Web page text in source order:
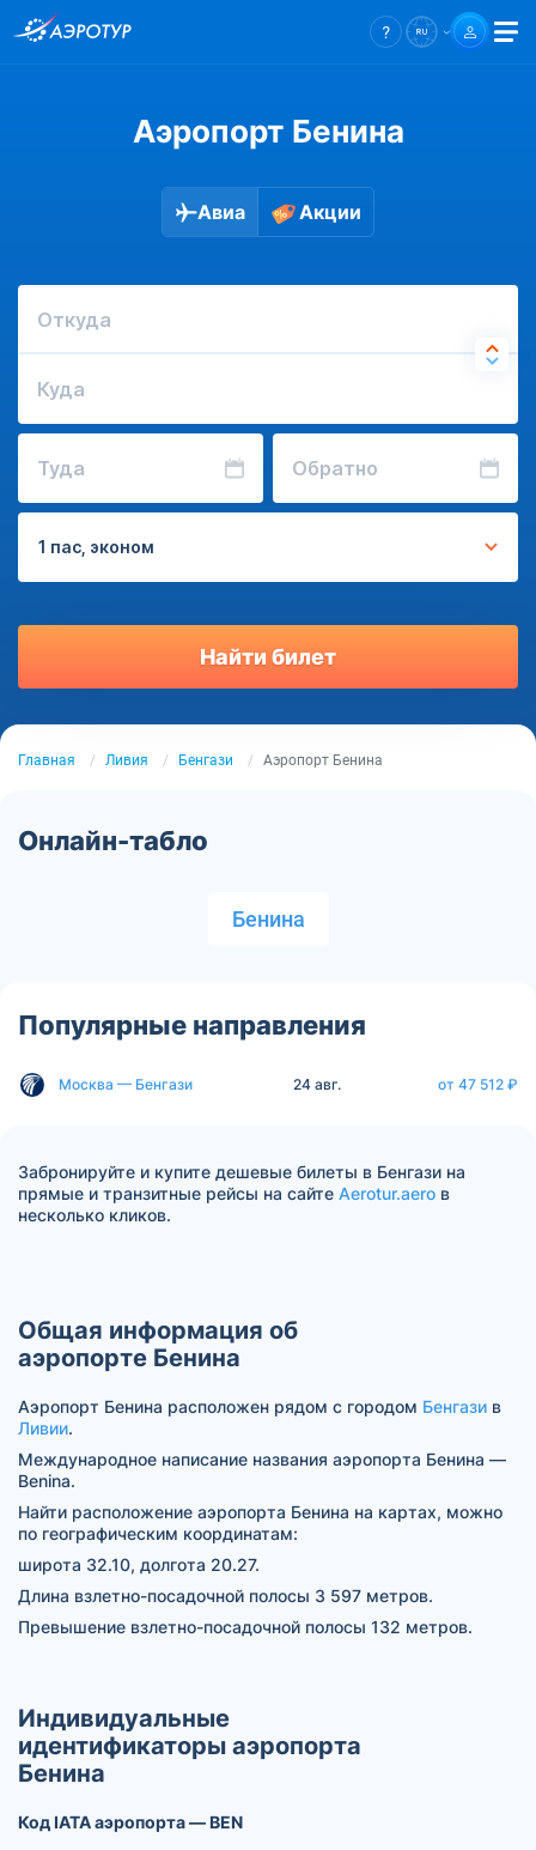
Аэропорт Бенина
Авиа Акции
Откуда
Куда
Туда Обратно
1 пас, эконом
Найти билет
Главная Ливия Бенгази Аэропорт Бенина
Онлайн-табло
Бенина
Популярные направления
Москва — Бенгази 24 авг. от 47 512 ₽
Забронируйте и купите дешевые билеты в Бенгази на
прямые и транзитные рейсы на сайте Aerotur.aero в
несколько кликов.
Общая информация об
аэропорте Бенина
Аэропорт Бенина расположен рядом с городом Бенгази в
Ливии.
Международное написание названия аэропорта Бенина —
Benina.
Найти расположение аэропорта Бенина на картах, можно
по географическим координатам:
широта 32.10, долгота 20.27.
Длина взлетно-посадочной полосы 3 597 метров.
Превышение взлетно-посадочной полосы 132 метров.
Индивидуальные
идентификаторы аэропорта
Бенина
Код IATA аэропорта — BEN